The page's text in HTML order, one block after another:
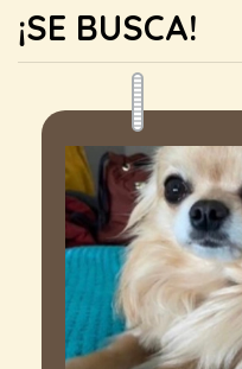
¡SE BUSCA!